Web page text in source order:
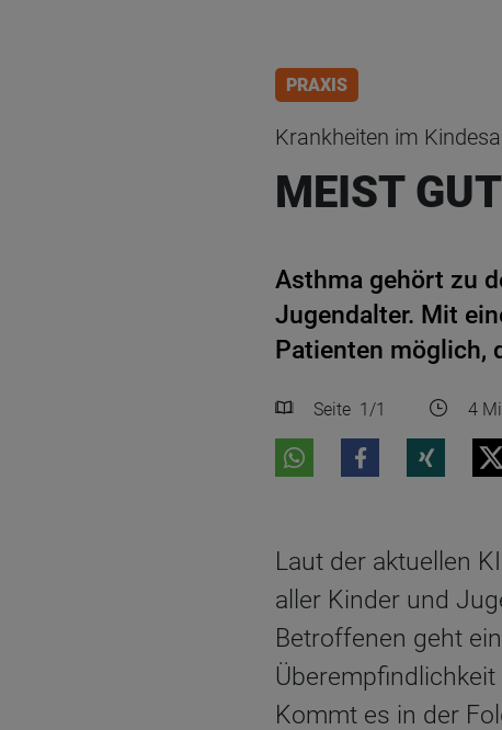
PRAXIS
Krankheiten im
MEIST
Asthma gehört zu
Jugendalter. Mit
Patienten möglich,
Seite 1/1 4
Laut der aktuellen
aller Kinder und
Betroffenen geht
Kommt es in der